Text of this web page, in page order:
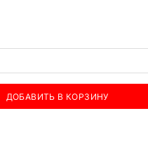
ДОБАВИТЬ В КОРЗИНУ